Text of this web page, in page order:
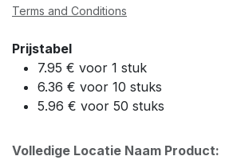
Terms and Conditions
Prijstabel
7.95 € voor 1 stuk
6.36 € voor 10 stuks
5.96 € voor 50 stuks
Volledige Locatie Naam Product: